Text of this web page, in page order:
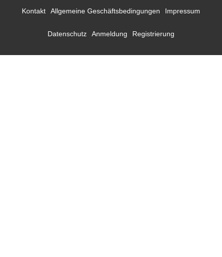
Kontakt Allgemeine Geschäftsbedingungen Impressum
Datenschutz Anmeldung Registrierung